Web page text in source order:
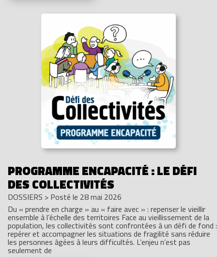
PROGRAMME ENCAPACITÉ : LE DÉFI
DES COLLECTIVITÉS
DOSSIERS > Posté le 28 mai 2026
Du « prendre en charge » au « faire avec » : repenser le vieillir
ensemble à l’échelle des territoires Face au vieillissement de la
population, les collectivités sont confrontées à un défi de fond :
repérer et accompagner les situations de fragilité sans réduire
les personnes âgées à leurs difficultés. L’enjeu n’est pas
seulement de